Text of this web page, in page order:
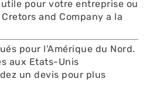
pour votre entreprise ou
and Company a la
pour l'Amérique du Nord.
aux Etats-Unis
un devis pour plus